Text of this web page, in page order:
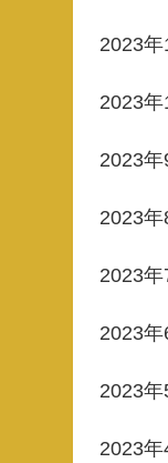
2023年
2023年
2023年
2023年
2023年
2023年
2023年
2023年